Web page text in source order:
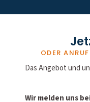
ODER
Das Angebot und
Wir melden uns